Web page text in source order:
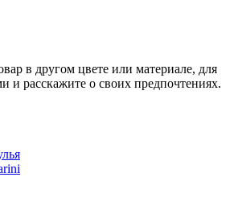
в другом цвете или материале, для
и расскажите о своих предпочтениях.